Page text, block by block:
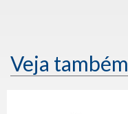
Veja também